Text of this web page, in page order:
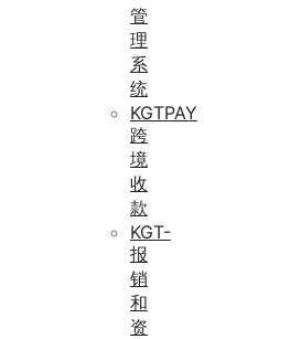
管
理
系
统
KGTPAY
跨
境
收
款
KGT-
报
销
和
资